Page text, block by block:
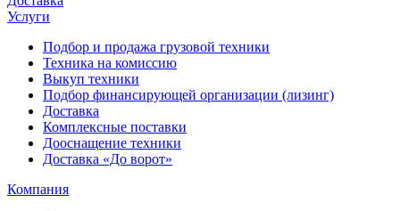
Услуги
Подбор и продажа грузовой техники
Техника на комиссию
Выкуп техники
Подбор финансирующей организации (лизинг)
Доставка
Комплексные поставки
Дооснащение техники
Доставка «До ворот»
Компания